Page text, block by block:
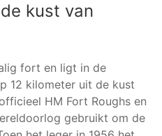
kust van
fort en ligt in de
12 kilometer uit de kust
HM Fort Roughs en
gebruikt om de